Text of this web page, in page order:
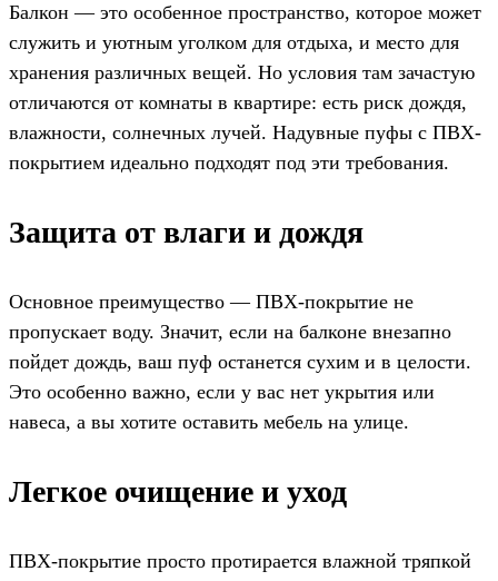
Балкон — это особенное пространство, которое может
служить и уютным уголком для отдыха, и место для
хранения различных вещей. Но условия там зачастую
отличаются от комнаты в квартире: есть риск дождя,
влажности, солнечных лучей. Надувные пуфы с ПВХ-
покрытием идеально подходят под эти требования.
Защита от влаги и дождя
Основное преимущество — ПВХ-покрытие не
пропускает воду. Значит, если на балконе внезапно
пойдет дождь, ваш пуф останется сухим и в целости.
Это особенно важно, если у вас нет укрытия или
навеса, а вы хотите оставить мебель на улице.
Легкое очищение и уход
ПВХ-покрытие просто протирается влажной тряпкой